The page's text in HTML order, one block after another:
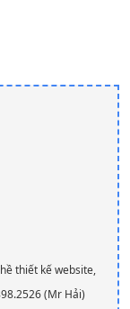
thiết kế website,
(Mr Hải)